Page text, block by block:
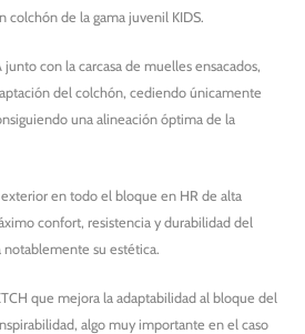
colchón de la gama juvenil KIDS.
junto con la carcasa de muelles ensacados,
del colchón, cediendo únicamente
una alineación óptima de la
exterior en todo el bloque en HR de alta
confort, resistencia y durabilidad del
su estética.
que mejora la adaptabilidad al bloque del
algo muy importante en el caso